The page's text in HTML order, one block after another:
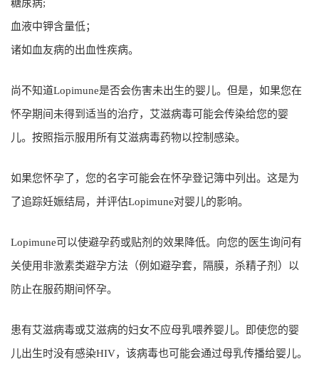
糖尿病;
血液中钾含量低；
诸如血友病的出血性疾病。
尚不知道Lopimune是否会伤害未出生的婴儿。但是，如果您在
怀孕期间未得到适当的治疗，艾滋病毒可能会传染给您的婴
儿。按照指示服用所有艾滋病毒药物以控制感染。
如果您怀孕了，您的名字可能会在怀孕登记簿中列出。这是为
了追踪妊娠结局，并评估Lopimune对婴儿的影响。
Lopimune可以使避孕药或贴剂的效果降低。向您的医生询问有
关使用非激素类避孕方法（例如避孕套，隔膜，杀精子剂）以
防止在服药期间怀孕。
患有艾滋病毒或艾滋病的妇女不应母乳喂养婴儿。即使您的婴
儿出生时没有感染HIV，该病毒也可能会通过母乳传播给婴儿。